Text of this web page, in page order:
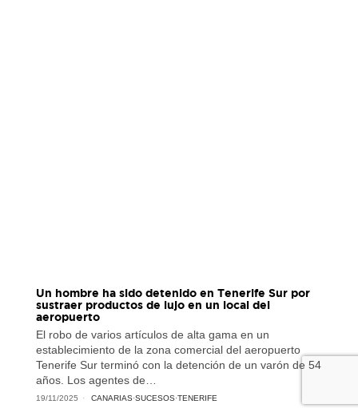
Un hombre ha sido detenido en Tenerife Sur por
sustraer productos de lujo en un local del
aeropuerto
El robo de varios artículos de alta gama en un
establecimiento de la zona comercial del aeropuerto
Tenerife Sur terminó con la detención de un varón de 54
años. Los agentes de…
19/11/2025 CANARIAS·SUCESOS·TENERIFE